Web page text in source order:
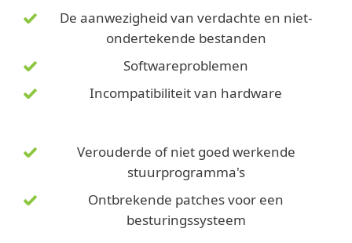
De aanwezigheid van verdachte en niet-
ondertekende bestanden
Softwareproblemen
Incompatibiliteit van hardware
Verouderde of niet goed werkende
stuurprogramma's
Ontbrekende patches voor een
besturingssysteem